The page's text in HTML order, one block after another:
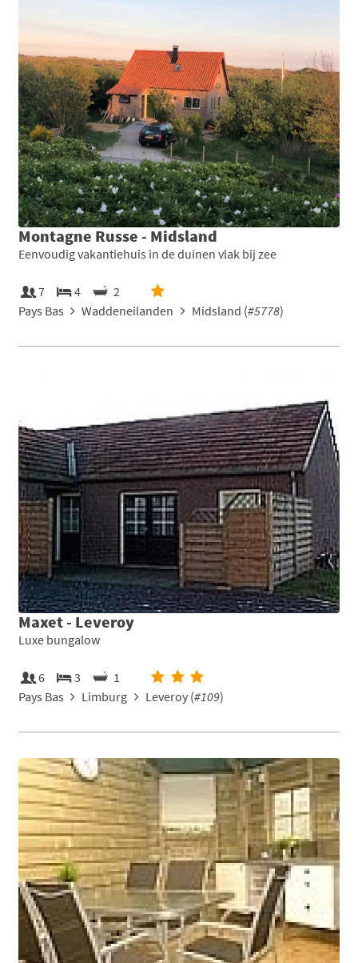
Montagne Russe - Midsland
Eenvoudig vakantiehuis in de duinen vlak bij zee
7 4
2
Pays Bas
Waddeneilanden Midsland (#5778)
Maxet - Leveroy
Luxe bungalow
6 3
1
Pays Bas
Limburg Leveroy (#109)